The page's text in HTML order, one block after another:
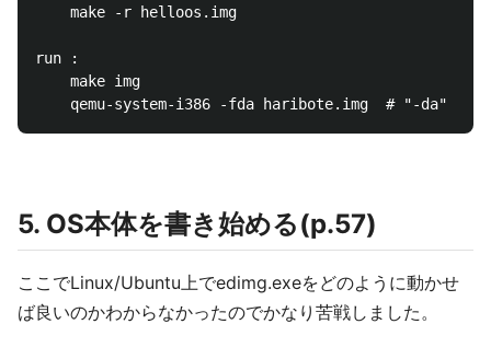
run :
5. OS本体を書き始める(p.57)
ここでLinux/Ubuntu上でedimg.exeをどのように動かせ
ば良いのかわからなかったのでかなり苦戦しました。